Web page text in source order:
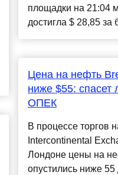
площадки на 21:04
достигла $ 28,85 за
Цена на нефть
ниже $55: спасет
ОПЕК
В процессе торгов
Intercontinental
Лондоне цены на
опустились ниже 55